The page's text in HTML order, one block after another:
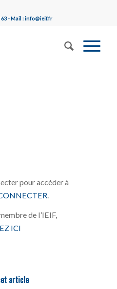
63 - Mail : info@ieif.fr
pour accéder à
de l’IEIF,
ICI
article